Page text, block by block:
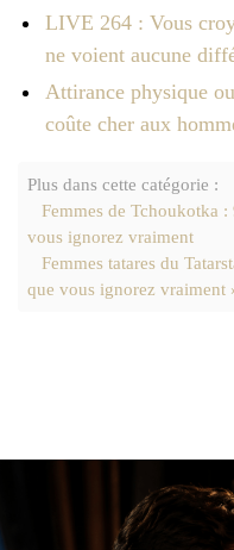
LIVE 264 : Vous
ne voient aucune
Attirance physique
coûte cher aux
Plus dans cette catégorie :
Femmes de Tchoukotka
vous ignorez vraiment
Femmes tatares du
que vous ignorez vraiment